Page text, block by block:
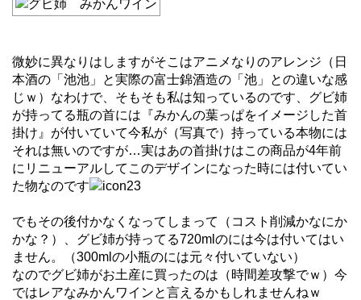
微妙に異なりはしますがそこはアニメなりのアレンジ（日
本酒の「池池」と実際の富士錦酒造の「池」との違いな感
じｗ）なわけで、そもそも私は知っているのです、グビ姉
が持ってる瓶の首には『みかんの葉っぱをイメージした首
掛け』が付いていて今私が（写真で）持っている本物には
それは無いのですが…実はあの首掛けはこの商品が4年前
にリニューアルしてこのデザインになった時には付いてい
た物なのです
でもその後付かなくなってしまって（コスト削減かなにか
かな？）、グビ姉が持ってる720mlのには今は付いてはい
ません。（300mlの小瓶のには元々付いていない）
なのでグビ姉がお土産に買ったのは（時間差攻撃でｗ）今
ではレアなみかんワインと言えるかもしれませんねｗ